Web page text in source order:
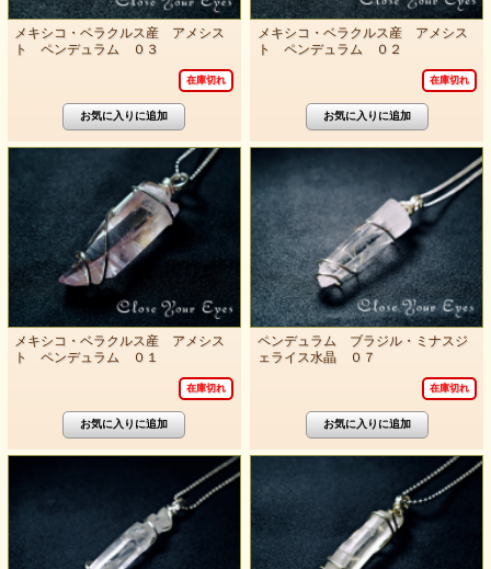
メキシコ・ベラクルス産 アメシス
ト ペンデュラム ０３
在庫切れ
メキシコ・ベラクルス産 アメシス
ト ペンデュラム ０２
在庫切れ
メキシコ・ベラクルス産 アメシス
ト ペンデュラム ０１
在庫切れ
ペンデュラム ブラジル・ミナスジ
ェライス水晶 ０７
在庫切れ